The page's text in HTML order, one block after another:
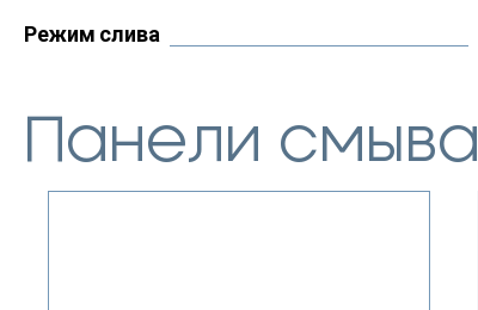
Режим слива
Панели смыва